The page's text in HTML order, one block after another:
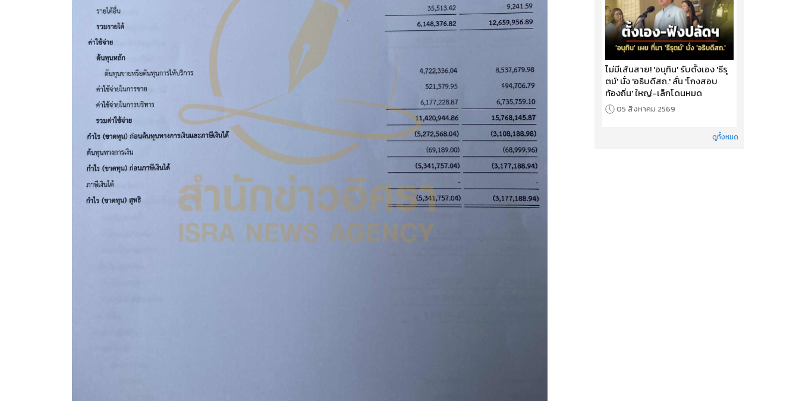
ไม่มีเส้นสาย! 'อนุทิน' รับตั้งเอง 'ธีรุ
ตม์' นั่ง 'อธิบดีสถ.' ลั่น 'โกงสอบ
ท้องถิ่น' ใหญ่-เล็กโดนหมด
05 สิงหาคม 2569
ดูทั้งหมด